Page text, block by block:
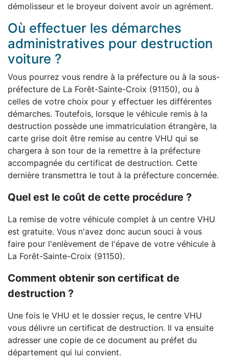
démolisseur et le broyeur doivent avoir un agrément.
Où effectuer les démarches
administratives pour destruction
voiture ?
Vous pourrez vous rendre à la préfecture ou à la sous-
préfecture de La Forêt-Sainte-Croix (91150), ou à
celles de votre choix pour y effectuer les différentes
démarches. Toutefois, lorsque le véhicule remis à la
destruction possède une immatriculation étrangère, la
carte grise doit être remise au centre VHU qui se
chargera à son tour de la remettre à la préfecture
accompagnée du certificat de destruction. Cette
dernière transmettra le tout à la préfecture concernée.
Quel est le coût de cette procédure ?
La remise de votre véhicule complet à un centre VHU
est gratuite. Vous n'avez donc aucun souci à vous
faire pour l'enlèvement de l'épave de votre véhicule à
La Forêt-Sainte-Croix (91150).
Comment obtenir son certificat de
destruction ?
Une fois le VHU et le dossier reçus, le centre VHU
vous délivre un certificat de destruction. Il va ensuite
adresser une copie de ce document au préfet du
département qui lui convient.